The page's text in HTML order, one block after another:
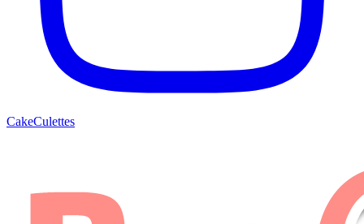
CakeCulettes